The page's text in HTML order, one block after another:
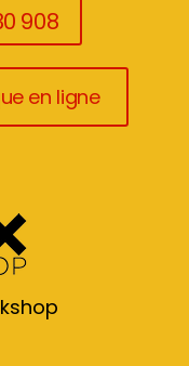
908
en ligne